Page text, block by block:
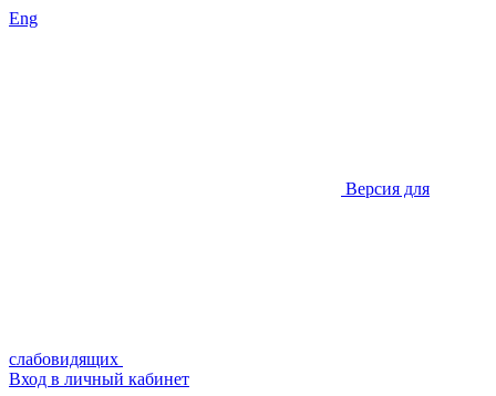
Eng
Версия для
слабовидящих
Вход в личный кабинет